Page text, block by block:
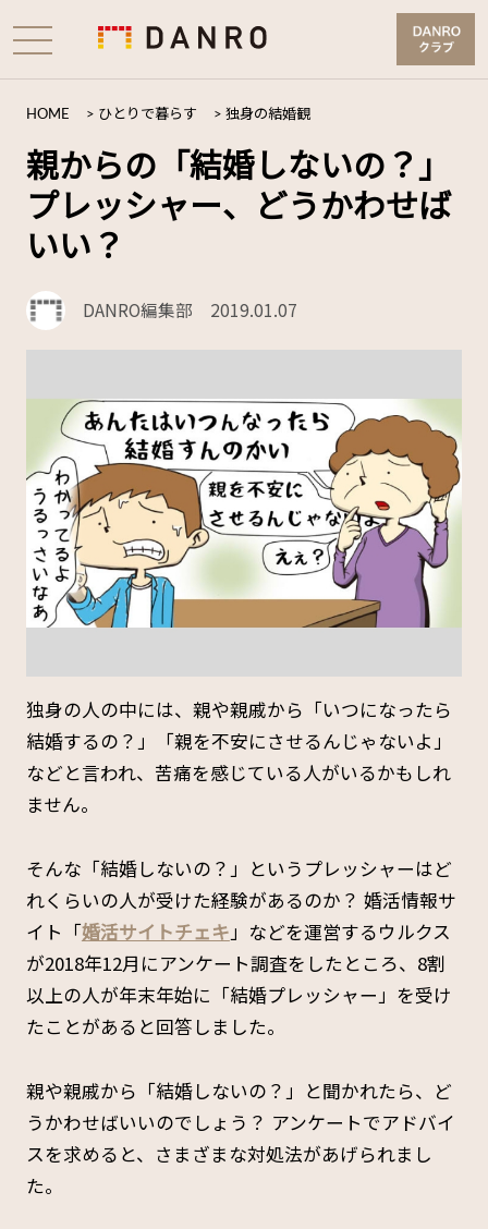
HOME > ひとりで暮らす > 独身の結婚観
親からの「結婚しないの？」
プレッシャー、どうかわせば
いい？
DANRO編集部 2019.01.07
独身の人の中には、親や親戚から「いつになったら
結婚するの？」「親を不安にさせるんじゃないよ」
などと言われ、苦痛を感じている人がいるかもしれ
ません。
そんな「結婚しないの？」というプレッシャーはど
れくらいの人が受けた経験があるのか？ 婚活情報サ
イト「婚活サイトチェキ」などを運営するウルクス
が2018年12月にアンケート調査をしたところ、8割
以上の人が年末年始に「結婚プレッシャー」を受け
たことがあると回答しました。
親や親戚から「結婚しないの？」と聞かれたら、ど
うかわせばいいのでしょう？ アンケートでアドバイ
スを求めると、さまざまな対処法があげられまし
た。